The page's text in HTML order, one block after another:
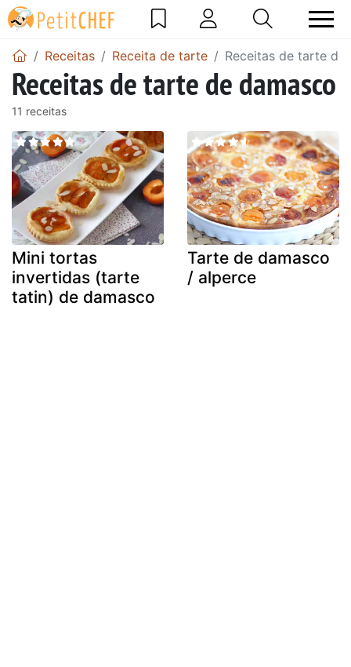
Receitas Receita de tarte Receitas de tarte de
Receitas de tarte de damasco
11 receitas
Mini tortas
invertidas (tarte
tatin) de damasco
Tarte de damasco
/ alperce